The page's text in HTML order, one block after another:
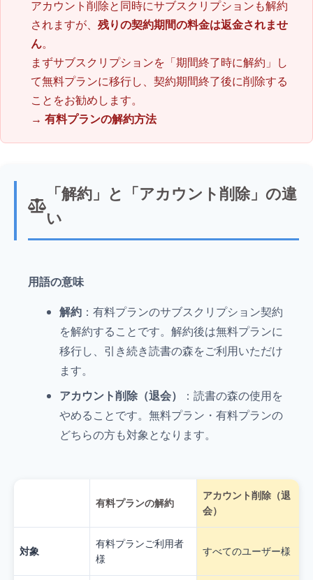
アカウント削除と同時にサブスクリプションも解約
されますが、 残りの契約期間の料金は返金されませ
ん。
まずサブスクリプションを「期間終了時に解約」し
て無料プランに移行し、契約期間終了後に削除する
ことをお勧めします。
→ 有料プランの解約方法
「解約」と「アカウント削除」の違
い
用語の意味
解約 ：有料プランのサブスクリプション契約
を解約することです。解約後は無料プランに
移行し、引き続き読書の森をご利用いただけ
ます。
アカウント削除（退会）
：読書の森の使用を
やめることです。無料プラン・有料プランの
どちらの方も対象となります。
有料プランの解約
アカウント削除（退
会）
対象
有料プランご利用者
様
すべてのユーザー様